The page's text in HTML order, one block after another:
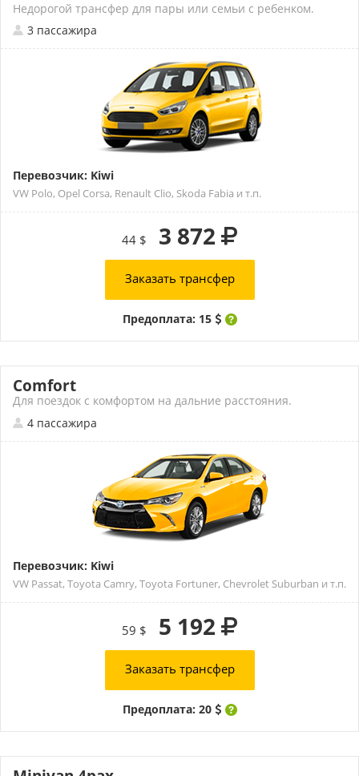
Недорогой трансфер для пары или семьи с ребенком.
3 пассажира
Перевозчик: Kiwi
VW Polo, Opel Corsa, Renault Clio, Skoda Fabia и т.п.
44 $ 3 872
Заказать трансфер
Предоплата: 15
Comfort
Для поездок с комфортом на дальние расстояния.
4 пассажира
Перевозчик: Kiwi
VW Passat, Toyota Camry, Toyota Fortuner, Chevrolet Suburban и т.п.
59 $ 5 192
Заказать трансфер
Предоплата: 20